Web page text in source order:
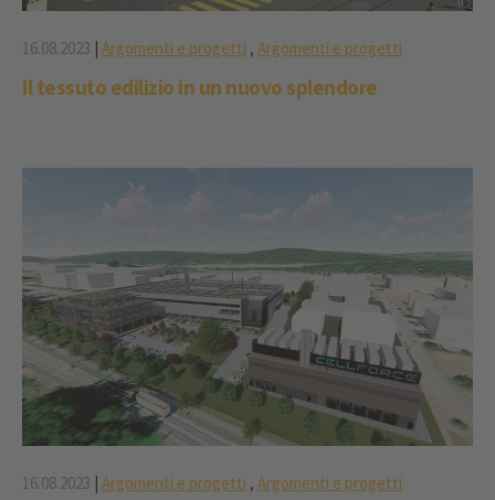
16.08.2023 Argomenti e progetti , Argomenti e progetti
Il tessuto edilizio in un nuovo splendore
16.08.2023 | Argomenti e progetti , Argomenti e progetti